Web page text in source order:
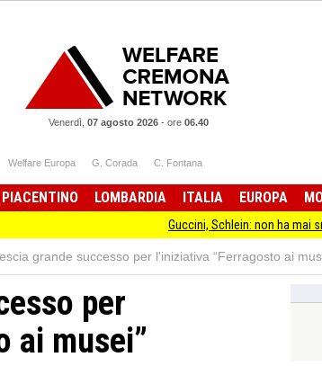
Venerdì, 07 agosto 2026 - ore 06.40
Welfare Europa G. Corada C. Fontana
PIACENTINO LOMBARDIA ITALIA EUROPA
Guccini, Schlein: non ha mai smesso di
grande successo per l'iniziativa “Ferragosto ai
per
ai musei”